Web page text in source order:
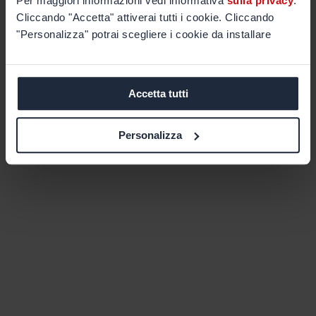
Cliccando "Accetta" attiverai tutti i cookie. Cliccando
"Personalizza" potrai scegliere i cookie da installare
Accetta tutti
Personalizza